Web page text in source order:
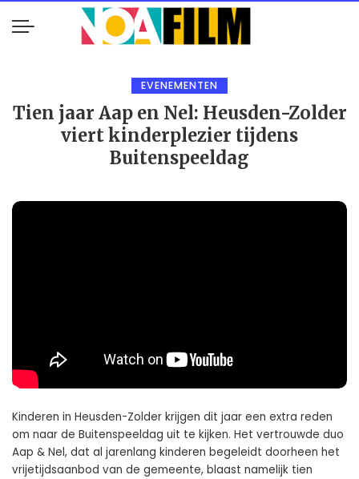
EVENEMENTEN
Tien jaar Aap en Nel: Heusden-Zolder
viert kinderplezier tijdens
Buitenspeeldag
Kinderen in Heusden-Zolder krijgen dit jaar een extra reden
om naar de Buitenspeeldag uit te kijken. Het vertrouwde duo
Aap & Nel, dat al jarenlang kinderen begeleidt doorheen het
vrijetijdsaanbod van de gemeente, blaast namelijk tien